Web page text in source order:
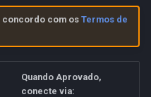
Italiano
concordo com os Termos de
Quando Aprovado,
conecte via: